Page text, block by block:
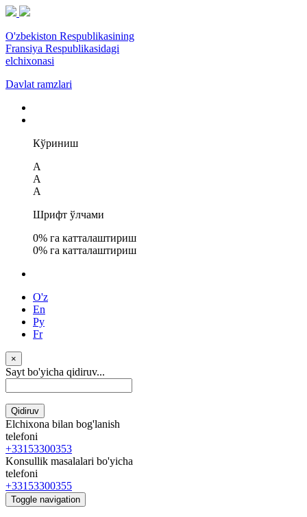
O'zbekiston Respublikasining
Fransiya Respublikasidagi
elchixonasi
Davlat ramzlari
Кўриниш
A
A
A
Шрифт ўлчами
0% га катталаштириш
0% га катталаштириш
O'z
En
Ру
Fr
×
Sayt bo'yicha qidiruv...
Qidiruv
Elchixona bilan bog'lanish
telefoni
+33153300353
Konsullik masalalari bo'yicha
telefoni
+33153300355
Toggle navigation